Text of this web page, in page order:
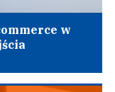
w